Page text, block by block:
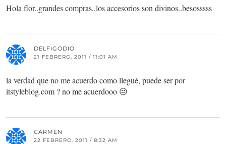
Hola flor..grandes compras..los accesorios son divinos..besosssss
DELFIGODIO
21 FEBRERO, 2011 / 11:01 AM
la verdad que no me acuerdo como llegué, puede ser por
itstyleblog.com ? no me acuerdooo 😐
CARMEN
22 FEBRERO, 2011 / 8:32 AM